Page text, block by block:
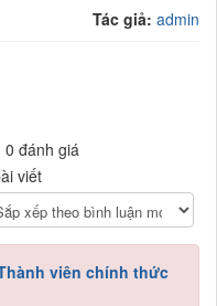
Tác giả: admin
0 đánh giá
viết
viên chính thức